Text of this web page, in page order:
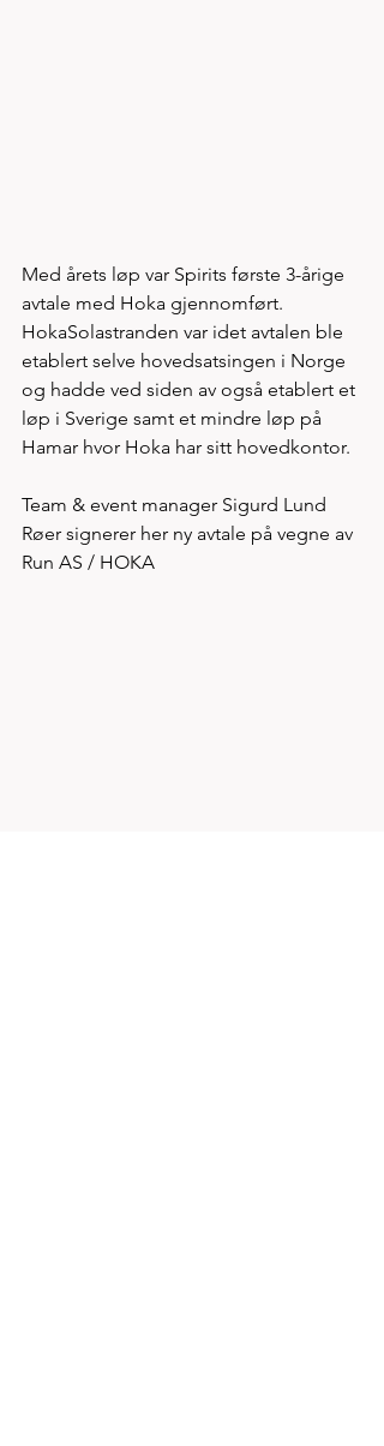
Med årets løp var Spirits første 3-årige
avtale med Hoka gjennomført.
HokaSolastranden var idet avtalen ble
etablert selve hovedsatsingen i Norge
og hadde ved siden av også etablert et
løp i Sverige samt et mindre løp på
Hamar hvor Hoka har sitt hovedkontor.
Team & event manager Sigurd Lund
Røer signerer her ny avtale på vegne av
Run AS / HOKA